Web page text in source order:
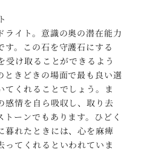
ライト。意識の奥の潜在能力
す。この石を守護石にする
受け取ることができるよう
ときどきの場面で最も良い選
てくれることでしょう。ま
感情を自ら吸収し、取り去
ーンでもあります。ひどく
暮れたときには、心を麻痺
ってくれるといわれていま